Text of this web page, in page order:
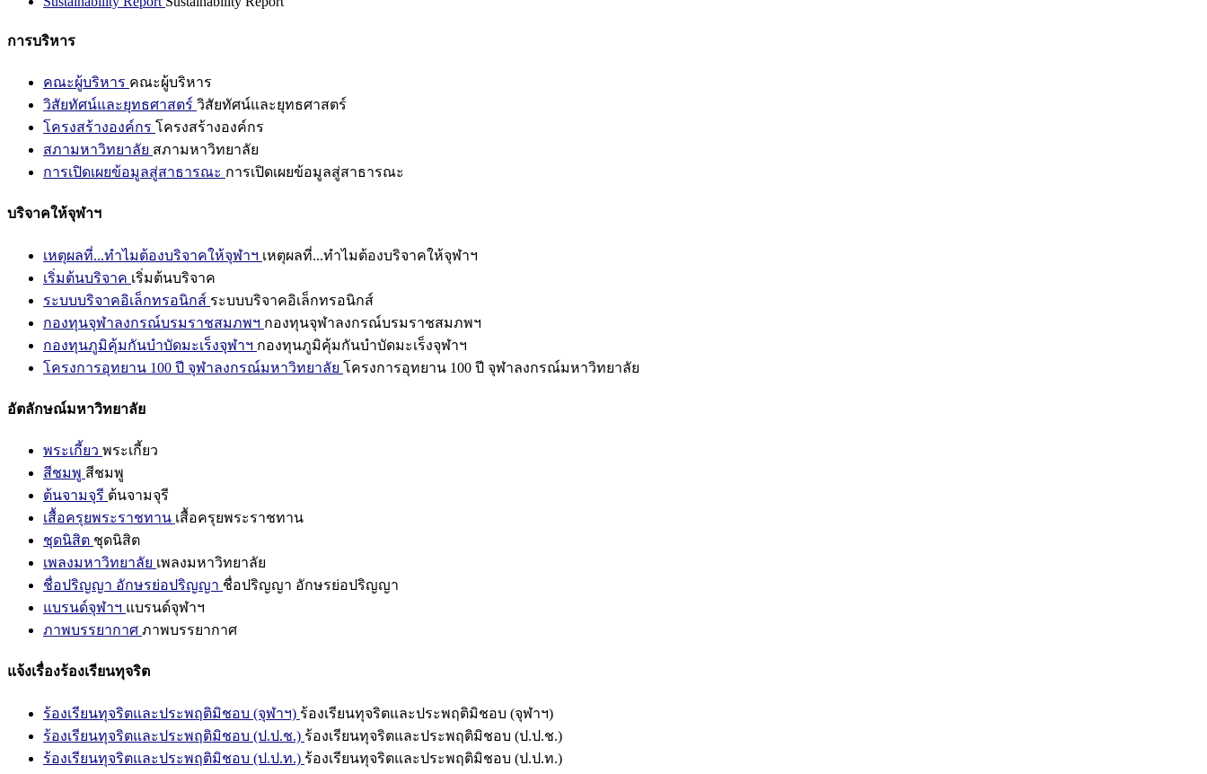
การบริหาร
คณะผู้บริหาร คณะผู้บริหาร
วิสัยทัศน์และยุทธศาสตร์ วิสัยทัศน์และยุทธศาสตร์
โครงสร้างองค์กร โครงสร้างองค์กร
สภามหาวิทยาลัย สภามหาวิทยาลัย
การเปิดเผยข้อมูลสู่สาธารณะ การเปิดเผยข้อมูลสู่สาธารณะ
บริจาคให้จุฬาฯ
เหตุผลที่...ทำไมต้องบริจาคให้จุฬาฯ เหตุผลที่...ทำไมต้องบริจาคให้จุฬาฯ
เริ่มต้นบริจาค เริ่มต้นบริจาค
ระบบบริจาคอิเล็กทรอนิกส์ ระบบบริจาคอิเล็กทรอนิกส์
กองทุนจุฬาลงกรณ์บรมราชสมภพฯ กองทุนจุฬาลงกรณ์บรมราชสมภพฯ
กองทุนภูมิคุ้มกันบำบัดมะเร็งจุฬาฯ กองทุนภูมิคุ้มกันบำบัดมะเร็งจุฬาฯ
โครงการอุทยาน 100 ปี จุฬาลงกรณ์มหาวิทยาลัย โครงการอุทยาน 100 ปี จุฬาลงกรณ์มหาวิทยาลัย
อัตลักษณ์มหาวิทยาลัย
พระเกี้ยว พระเกี้ยว
สีชมพู สีชมพู
ต้นจามจุรี ต้นจามจุรี
เสื้อครุยพระราชทาน เสื้อครุยพระราชทาน
ชุดนิสิต ชุดนิสิต
เพลงมหาวิทยาลัย เพลงมหาวิทยาลัย
ชื่อปริญญา อักษรย่อปริญญา ชื่อปริญญา อักษรย่อปริญญา
แบรนด์จุฬาฯ แบรนด์จุฬาฯ
ภาพบรรยากาศ ภาพบรรยากาศ
แจ้งเรื่องร้องเรียนทุจริต
ร้องเรียนทุจริตและประพฤติมิชอบ (จุฬาฯ) ร้องเรียนทุจริตและประพฤติมิชอบ (จุฬาฯ)
ร้องเรียนทุจริตและประพฤติมิชอบ (ป.ป.ช.) ร้องเรียนทุจริตและประพฤติมิชอบ (ป.ป.ช.)
ร้องเรียนทุจริตและประพฤติมิชอบ (ป.ป.ท.) ร้องเรียนทุจริตและประพฤติมิชอบ (ป.ป.ท.)